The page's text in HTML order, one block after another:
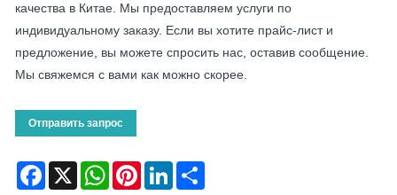
качества в Китае. Мы предоставляем услуги по
индивидуальному заказу. Если вы хотите прайс-лист и
предложение, вы можете спросить нас, оставив сообщение.
Мы свяжемся с вами как можно скорее.
Отправить запрос
Facebook
X WhatsAppPinterestLinkedIn